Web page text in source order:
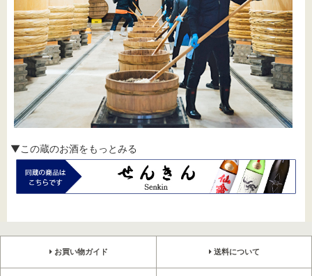
▼この蔵のお酒をもっとみる
お買い物ガイド 送料について